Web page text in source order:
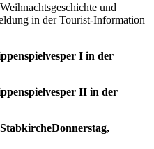
und
in der Tourist-Information
I in der
II in der